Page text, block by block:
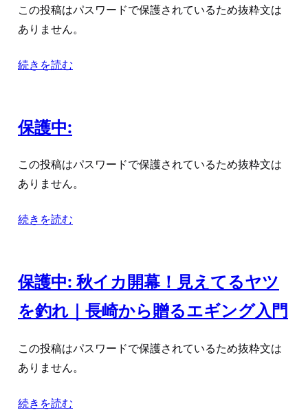
この投稿はパスワードで保護されているため抜粋文は
ありません。
続きを読む
保護中:
この投稿はパスワードで保護されているため抜粋文は
ありません。
続きを読む
保護中: 秋イカ開幕！見えてるヤツ
を釣れ｜長崎から贈るエギング入門
この投稿はパスワードで保護されているため抜粋文は
ありません。
続きを読む